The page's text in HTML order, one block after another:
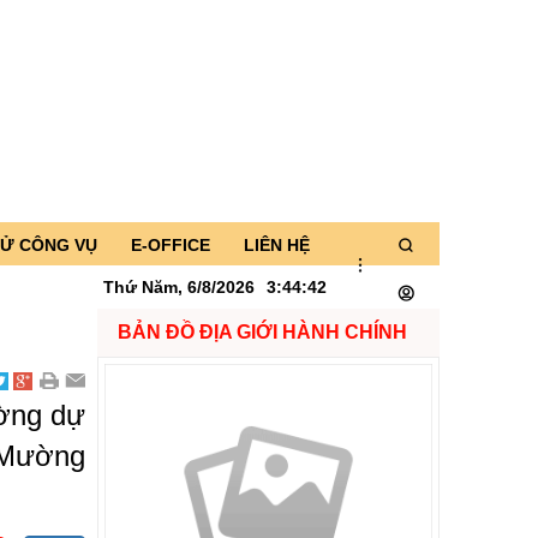
CÔNG VỤ E-OFFICE LIÊN HỆ
Thứ Năm, 6/8/2026 3:44:42
dự
BẢN ĐỒ ĐỊA GIỚI HÀNH CHÍNH